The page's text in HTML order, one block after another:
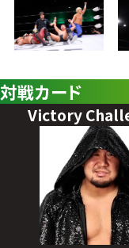
対戦カード
Victory